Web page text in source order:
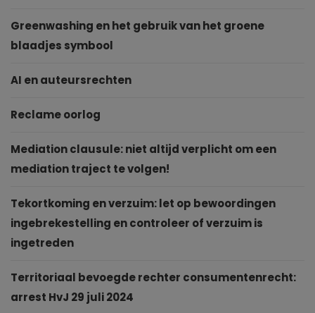
Greenwashing en het gebruik van het groene
blaadjes symbool
AI en auteursrechten
Reclame oorlog
Mediation clausule: niet altijd verplicht om een
mediation traject te volgen!
Tekortkoming en verzuim: let op bewoordingen
ingebrekestelling en controleer of verzuim is
ingetreden
Territoriaal bevoegde rechter consumentenrecht:
arrest HvJ 29 juli 2024